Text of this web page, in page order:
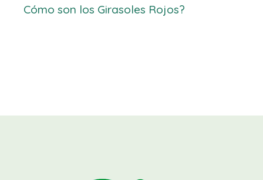
Cómo son los Girasoles Rojos?